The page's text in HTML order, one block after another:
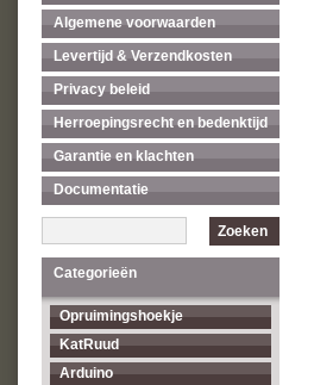
Algemene voorwaarden
Levertijd & Verzendkosten
Privacy beleid
Herroepingsrecht en bedenktijd
Garantie en klachten
Documentatie
Zoeken
Categorieën
Opruimingshoekje
KatRuud
Arduino